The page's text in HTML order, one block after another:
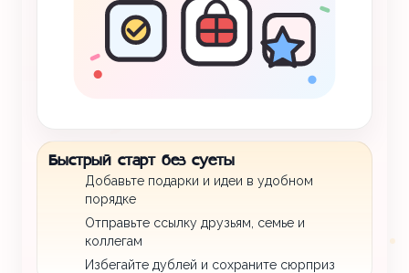
Быстрый старт без суеты
Добавьте подарки и идеи в удобном
порядке
Отправьте ссылку друзьям, семье и
коллегам
Избегайте дублей и сохраните сюрприз